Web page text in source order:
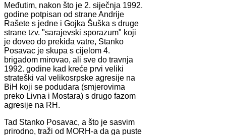
Međutim, nakon što je 2. siječnja 1992.
godine potpisan od strane Andrije
Rašete s jedne i Gojka Šuška s druge
strane tzv. "sarajevski sporazum" koji
je doveo do prekida vatre, Stanko
Posavac je skupa s cijelom 4.
brigadom mirovao, ali sve do travnja
1992. godine kad kreće prvi veliki
strateški val velikosrpske agresije na
BiH koji se podudara (smjerovima
preko Livna i Mostara) s drugo fazom
agresije na RH.
Tad Stanko Posavac, a što je sasvim
prirodno, traži od MORH-a da ga puste